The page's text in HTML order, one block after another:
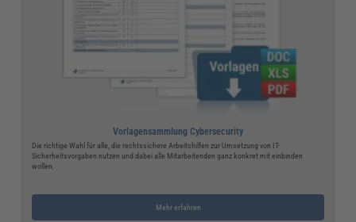
Vorlagensammlung Cybersecurity
Die richtige Wahl für alle, die rechtssichere Arbeitshilfen zur Umsetzung von IT-
Sicherheitsvorgaben nutzen und dabei alle Mitarbeitenden ganz konkret mit einbinden
wollen.
Mehr erfahren